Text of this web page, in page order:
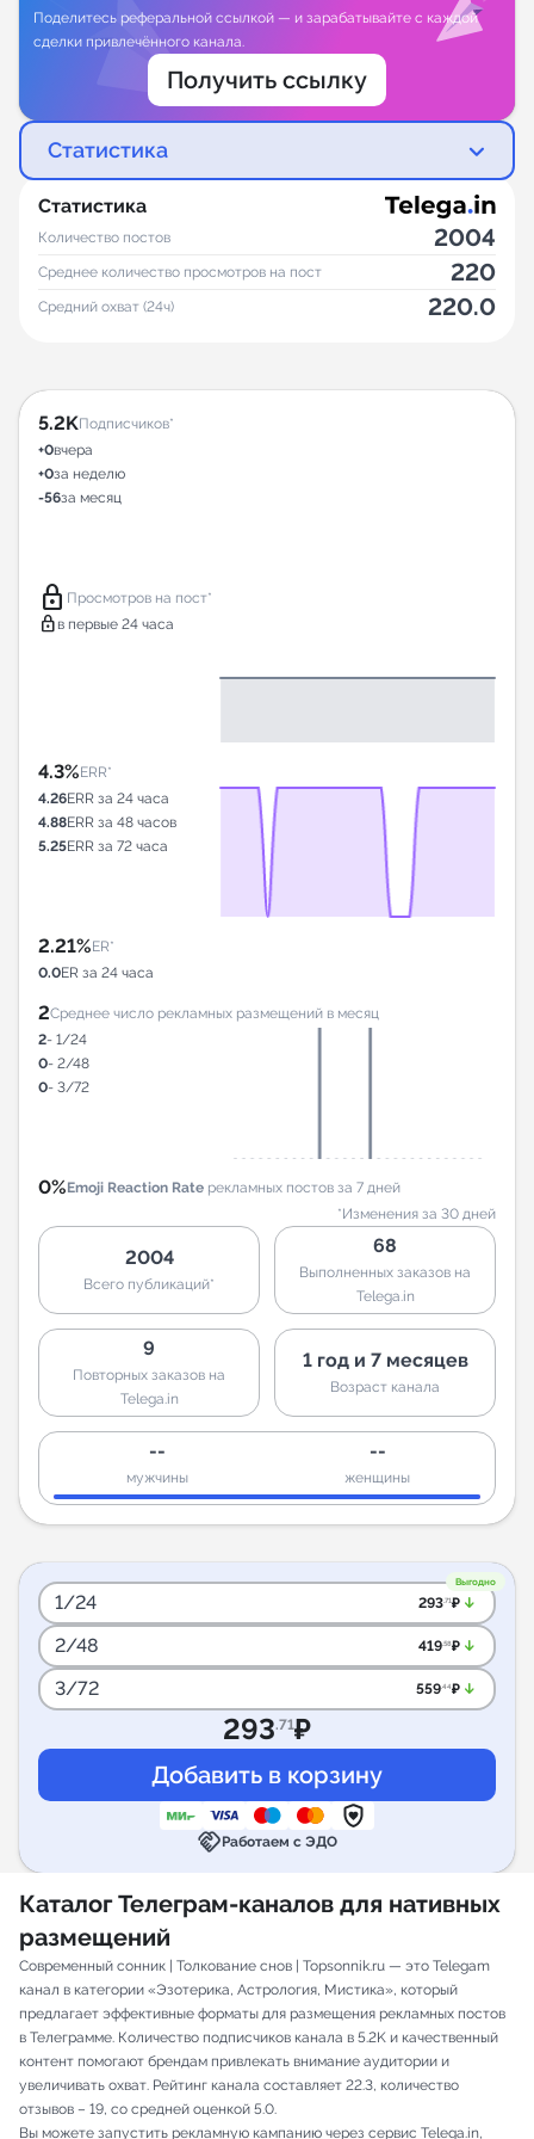
Поделитесь реферальной ссылкой — и зарабатывайте с каждой
сделки привлечённого канала.
Получить ссылку
Статистика
Статистика
Количество постов 2004
Среднее количество просмотров на пост 220
Средний охват (24ч) 220.0
5.2KПодписчиков*
+0вчера
+0за неделю
-56за месяц
lock Просмотров на пост*
lock в первые 24 часа
4.3%ERR*
4.26ERR за 24 часа
4.88ERR за 48 часов
5.25ERR за 72 часа
2.21%ER*
0.0ER за 24 часа
2Среднее число рекламных размещений в месяц
2- 1/24
0- 2/48
0- 3/72
0%Emoji Reaction Rate рекламных постов за 7 дней
*Изменения за 30 дней
2004
Всего публикаций*
68
Выполненных заказов на
Telega.in
9
Повторных заказов на
Telega.in
1 год и 7 месяцев
Возраст канала
--
мужчины
--
женщины
Выгодно
1/24 293.71₽ arrow_downward_alt
2/48 419.58₽ arrow_downward_alt
3/72 559.44₽ arrow_downward_alt
293.71₽
handshakeРаботаем с ЭДО
Каталог Телеграм-каналов для нативных
размещений
Современный сонник | Толкование снов | Topsonnik.ru — это Telegam
канал в категории «Эзотерика, Астрология, Мистика», который
предлагает эффективные форматы для размещения рекламных постов
в Телеграмме. Количество подписчиков канала в 5.2K и качественный
контент помогают брендам привлекать внимание аудитории и
увеличивать охват. Рейтинг канала составляет 22.3, количество
отзывов – 19, со средней оценкой 5.0.
Вы можете запустить рекламную кампанию через сервис Telega.in,